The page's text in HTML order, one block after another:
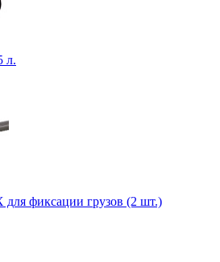
л.
фиксации грузов (2 шт.)